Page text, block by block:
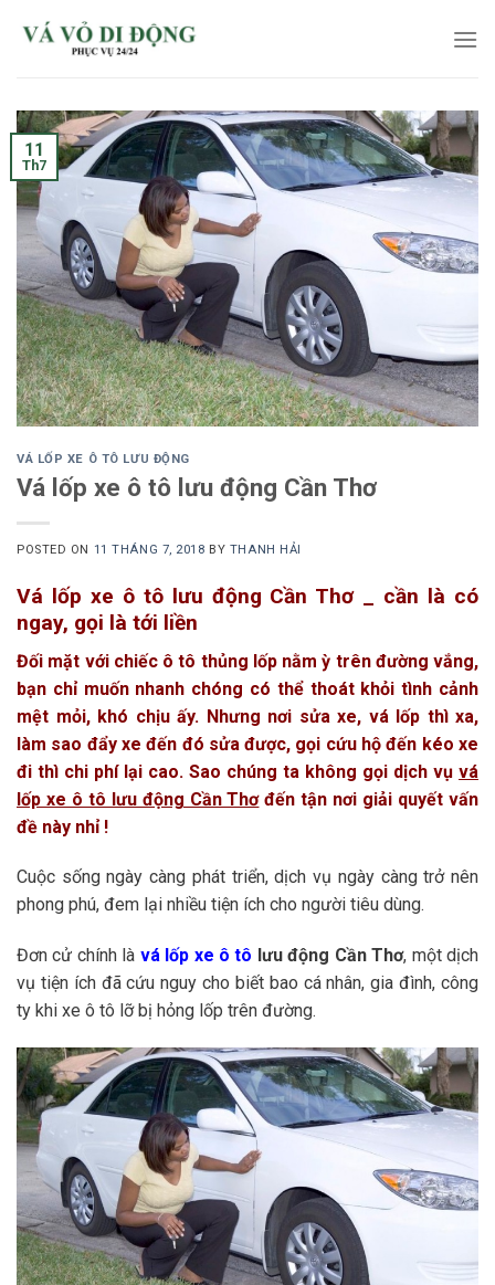
11
Th7
VÁ LỐP XE Ô TÔ LƯU ĐỘNG
Vá lốp xe ô tô lưu động Cần Thơ
POSTED ON 11 THÁNG 7, 2018 BY THANH HẢI
Vá lốp xe ô tô lưu động Cần Thơ _ cần là có
ngay, gọi là tới liền
Đối mặt với chiếc ô tô thủng lốp nằm ỳ trên đường vắng,
bạn chỉ muốn nhanh chóng có thể thoát khỏi tình cảnh
mệt mỏi, khó chịu ấy. Nhưng nơi sửa xe, vá lốp thì xa,
làm sao đẩy xe đến đó sửa được, gọi cứu hộ đến kéo xe
đi thì chi phí lại cao. Sao chúng ta không gọi dịch vụ vá
lốp xe ô tô lưu động Cần Thơđến tận nơi giải quyết vấn
đề này nhỉ !
Cuộc sống ngày càng phát triển, dịch vụ ngày càng trở nên
phong phú, đem lại nhiều tiện ích cho người tiêu dùng.
Đơn cử chính là vá lốp xe ô tô lưu động Cần Thơ, một dịch
vụ tiện ích đã cứu nguy cho biết bao cá nhân, gia đình, công
ty khi xe ô tô lỡ bị hỏng lốp trên đường.